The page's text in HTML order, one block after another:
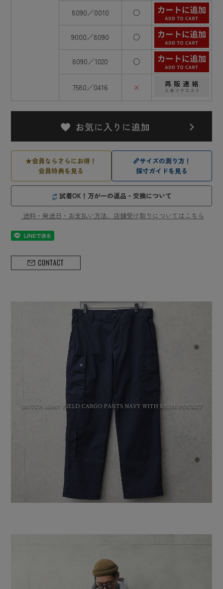
8090／0010 ○
9000／8090 ○
8090／1020 ○
7580／0416 ×
★会員ならさらにお得！
会員特典を見る
📏サイズの測り方！
採寸ガイドを見る
試着OK！万が一の返品・交換について
送料・発送日・お支払い方法、店舗受け取りについてはこちら